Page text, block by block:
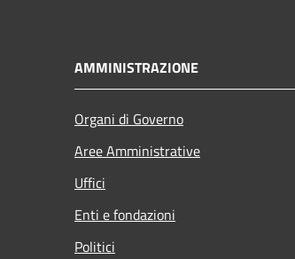
AMMINISTRAZIONE
Organi di Governo
Aree Amministrative
Uffici
Enti e fondazioni
Politici